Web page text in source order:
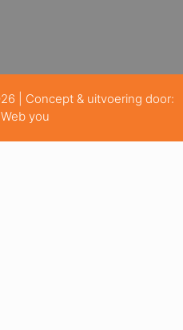
| Concept & uitvoering door:
you